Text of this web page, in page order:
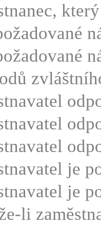
je
je
li